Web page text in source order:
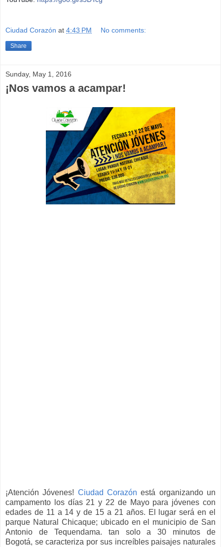
Ciudad Corazón at 4:43 PM No comments:
Share
Sunday, May 1, 2016
¡Nos vamos a acampar!
¡Atención Jóvenes! Ciudad Corazón está organizando un
campamento los días 21 y 22 de Mayo para jóvenes con
edades de 11 a 14 y de 15 a 21 años. El lugar será en el
parque Natural Chicaque; ubicado en el municipio de San
Antonio de Tequendama. tan solo a 30 minutos de
Bogotá, se caracteriza por sus increíbles paisajes naturales